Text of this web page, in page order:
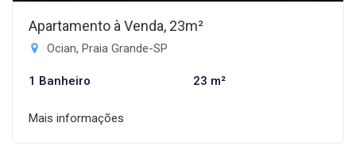
Apartamento à Venda, 23m²
Ocian, Praia Grande-SP
1 Banheiro 23 m²
Mais informações